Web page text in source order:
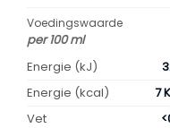
Voedingswaarde
per 100 ml
Energie (kJ)
Energie (kcal)
7
Vet